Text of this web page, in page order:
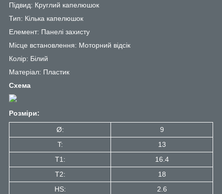
Підвид: Круглий капелюшок
Тип: Кілька капелюшок
Елемент: Панелі захисту
Місце встановлення: Моторний відсік
Колір: Білий
Матеріал: Пластик
Схема
Розміри:
Ø:
9
T:
13
T1:
16.4
Т2:
18
HS:
2.6